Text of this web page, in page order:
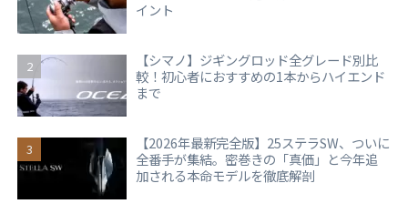
イント
【シマノ】ジギングロッド全グレード別比
較！初心者におすすめの1本からハイエンド
まで
【2026年最新完全版】25ステラSW、ついに
全番手が集結。密巻きの「真価」と今年追
加される本命モデルを徹底解剖